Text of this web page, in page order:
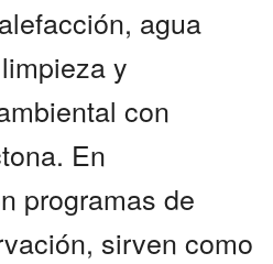
agua
y
con
En
programas de
sirven como